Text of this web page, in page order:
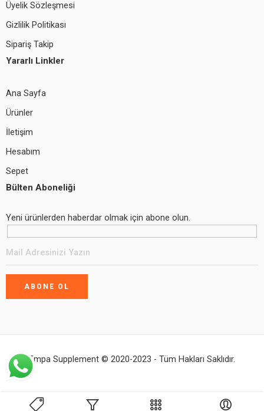
Üyelik Sözleşmesi
Gizlilik Politikası
Sipariş Takip
Yararlı Linkler
Ana Sayfa
Ürünler
İletişim
Hesabım
Sepet
Bülten Aboneliği
Yeni ürünlerden haberdar olmak için abone olun.
Empa Supplement © 2020-2023 - Tüm Hakları Saklıdır.